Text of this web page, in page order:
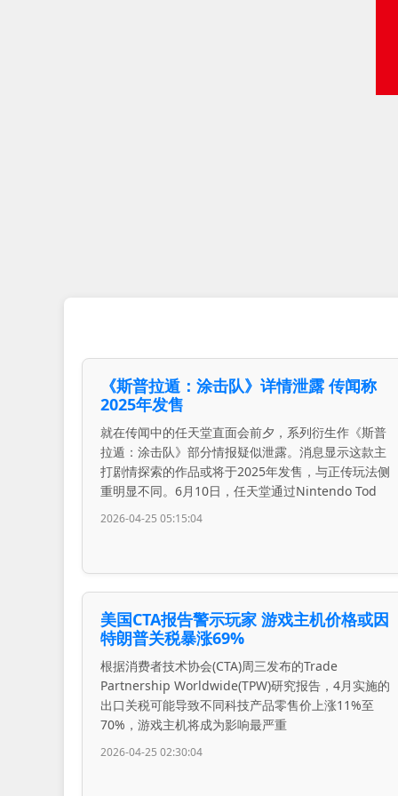
《斯普拉遁：涂击队》详情泄露 传闻称
2025年发售
就在传闻中的任天堂直面会前夕，系列衍生作《斯普
拉遁：涂击队》部分情报疑似泄露。消息显示这款主
打剧情探索的作品或将于2025年发售，与正传玩法侧
重明显不同。6月10日，任天堂通过Nintendo Tod
2026-04-25 05:15:04
美国CTA报告警示玩家 游戏主机价格或因
特朗普关税暴涨69%
根据消费者技术协会(CTA)周三发布的Trade
Partnership Worldwide(TPW)研究报告，4月实施的
出口关税可能导致不同科技产品零售价上涨11%至
70%，游戏主机将成为影响最严重
2026-04-25 02:30:04